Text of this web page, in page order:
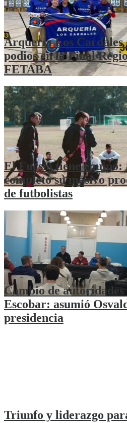
Arquería Los
podios en la Final
FETABA
El Fucsia tiene
completó su masivo
de futbolistas
Cambio de
Escobar: asumió
presidencia
Triunfo y liderazgo